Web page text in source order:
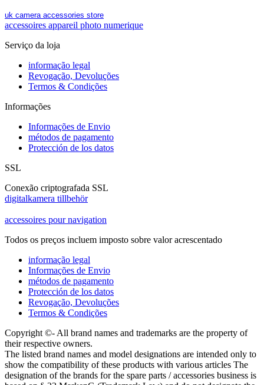
uk camera accessories store
accessoires appareil photo numerique
Serviço da loja
informação legal
Revogação, Devoluções
Termos & Condições
Informações
Informações de Envio
métodos de pagamento
Protección de los datos
SSL
Conexão criptografada SSL
digitalkamera tillbehör
accessoires pour navigation
Todos os preços incluem imposto sobre valor acrescentado
informação legal
Informações de Envio
métodos de pagamento
Protección de los datos
Revogação, Devoluções
Termos & Condições
Copyright ©- All brand names and trademarks are the property of
their respective owners.
The listed brand names and model designations are intended only to
show the compatibility of these products with various articles The
designation of the brands for the spare parts / accessories business is